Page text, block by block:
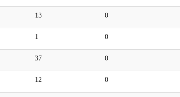
13 0
1 0
37 0
12 0